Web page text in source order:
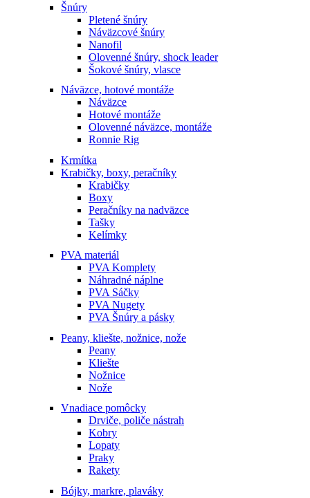
Šnúry
Pletené šnúry
Náväzcové šnúry
Nanofil
Olovenné šnúry, shock leader
Šokové šnúry, vlasce
Náväzce, hotové montáže
Náväzce
Hotové montáže
Olovenné náväzce, montáže
Ronnie Rig
Krmítka
Krabičky, boxy, peračníky
Krabičky
Boxy
Peračníky na nadväzce
Tašky
Kelímky
PVA materiál
PVA Komplety
Náhradné náplne
PVA Sáčky
PVA Nugety
PVA Šnúry a pásky
Peany, kliešte, nožnice, nože
Peany
Kliešte
Nožnice
Nože
Vnadiace pomôcky
Drviče, poliče nástrah
Kobry
Lopaty
Praky
Rakety
Bójky, markre, plaváky